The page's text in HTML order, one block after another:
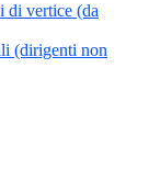
di vertice (da
(dirigenti non